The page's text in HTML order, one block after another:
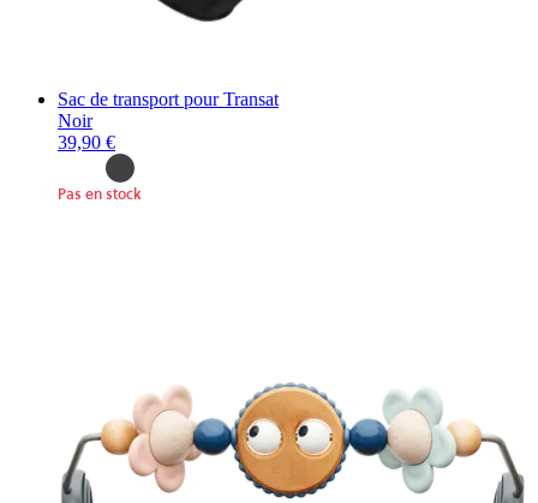
Sac de transport pour Transat
Noir
39,90 €
Pas en stock